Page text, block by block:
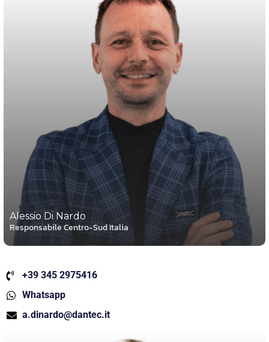
Alessio Di Nardo
Responsabile Centro-Sud Italia
+39 345 2975416
Whatsapp
a.dinardo@dantec.it